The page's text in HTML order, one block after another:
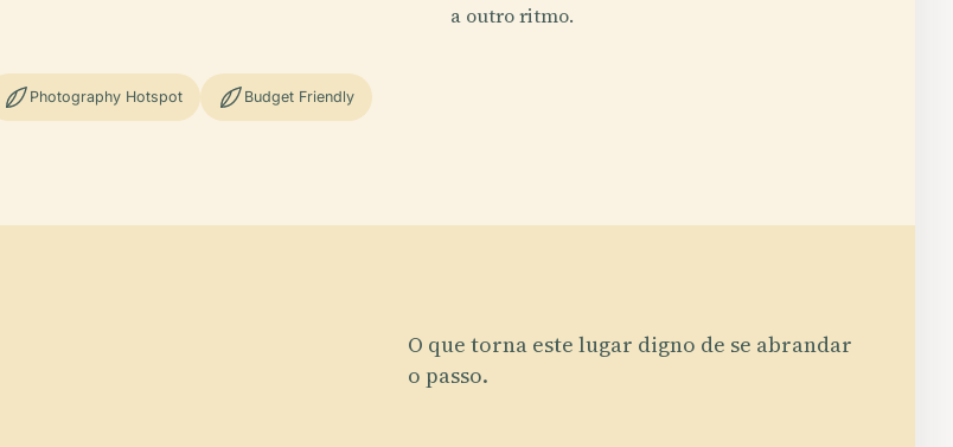
a outro ritmo.
Photography Hotspot Budget Friendly
O que torna este lugar digno de se abrandar
o passo.